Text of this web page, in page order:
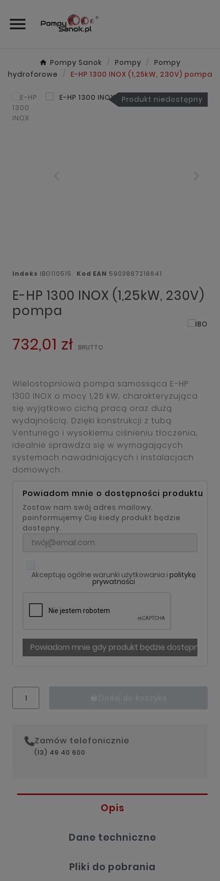

Pompy Sanok Pompy
Pompy
hydroforowe
E-HP 1300 INOX (1,25kW, 230V) pompa
Produkt niedostępny
Indeks IBO110515 Kod EAN 5903887218641
E-HP 1300 INOX (1,25kW, 230V)
pompa
732,01 zł
Wielostopniowa pompa samossąca E-HP
1300 INOX o mocy 1,25 kW, charakteryzująca
się wyjątkowo cichą pracą oraz dużą
wydajnością. Dzięki konstrukcji z tubą
Venturiego i wysokiemu ciśnieniu tłoczenia,
idealnie sprawdza się w wymagających
systemach nawadniających i instalacjach
domowych.
Powiadom mnie o dostępności produktu
Zostaw nam swój adres mailowy,
poinformujemy Cię kiedy produkt będzie
dostępny.
Akceptuję ogólne warunki użytkowania i politykę
prywatności
Powiadom mnie gdy produkt będzie dostępny
Zamów telefonicznie
(13) 49 40 600
Opis
Dane techniczne
Pliki do pobrania